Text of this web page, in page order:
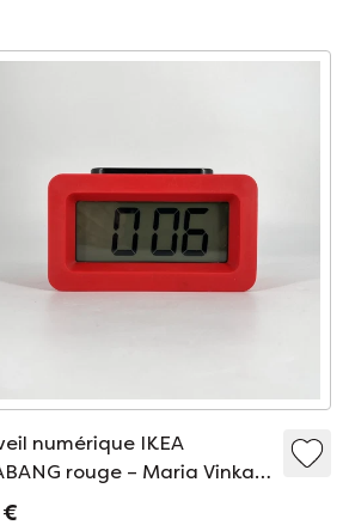
numérique IKEA
rouge – Maria Vinka –
Y2K